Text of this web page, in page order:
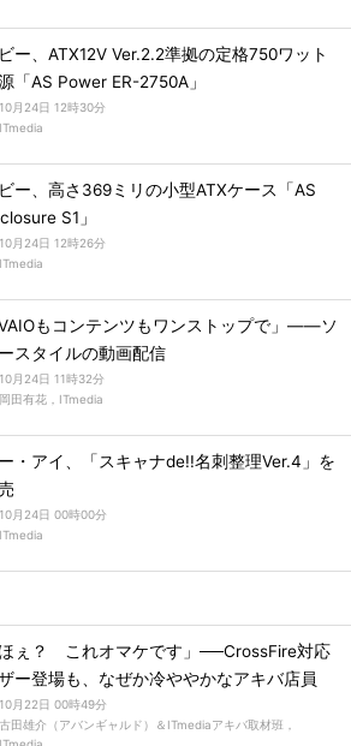
ー、ATX12V Ver.2.2準拠の定格750ワット
「AS Power ER-2750A」
10月24日 12時30分
ITmedia
ー、高さ369ミリの小型ATXケース「AS
S1」
10月24日 12時26分
ITmedia
VAIOもコンテンツもワンストップで」――ソ
スタイルの動画配信
10月24日 11時32分
岡田有花，ITmedia
・アイ、「スキャナde!!名刺整理Ver.4」を
10月24日 00時00分
ITmedia
ほぇ？ これオマケです」──CrossFire対応
ー登場も、なぜか冷ややかなアキバ店員
10月22日 00時49分
古田雄介（アバンギャルド）＆ITmediaアキバ取材班，